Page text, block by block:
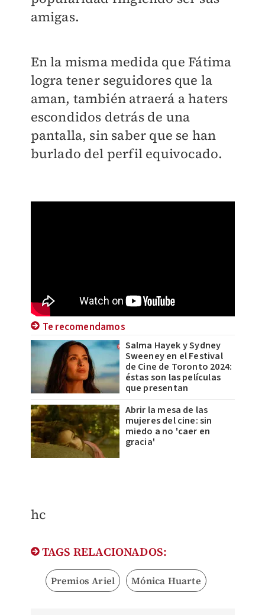
amigas.
En la misma medida que Fátima
logra tener seguidores que la
aman, también atraerá a haters
escondidos detrás de una
pantalla, sin saber que se han
burlado del perfil equivocado.
Te recomendamos
Salma Hayek y Sydney
Sweeney en el Festival
de Cine de Toronto 2024:
éstas son las películas
que presentan
Abrir la mesa de las
mujeres del cine: sin
miedo a no 'caer en
gracia'
hc
TAGS RELACIONADOS:
Premios Ariel Mónica Huarte